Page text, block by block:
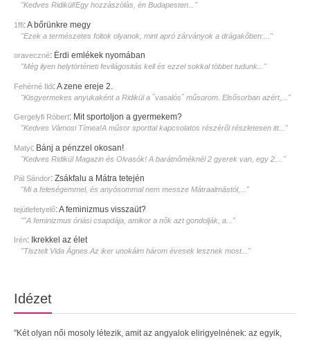
"Kedves Ridikül!Egy hozzàszòlàs, èn Budapesten..."
1ffi:A bőrünkre megy
"Ezek a természetes foltok olyanok, mint apró zárványok a drágakőben:..."
oraveczné: Érdi emlékek nyomában
"Még ilyen helytörténeti fevilágositás kell és ezzel sokkal többet tudunk..."
Fehérné Ildi:A zene ereje 2.
"Kisgyermekes anyukaként a Ridikül a ˝vasalós˝ műsorom. Elsősorban azért,..."
Gergelyfi Róbert: Mit sportoljon a gyermekem?
"Kedves Vámosi Tímea!A műsor sporttal kapcsolatos részéről részletesen itt..."
Matyi: Bánj a pénzzel okosan!
"Kedves Ridikül Magazin és Olvasók! A barátnőméknél 2 gyerek van, egy 2...."
Pál Sándor: Zsákfalu a Mátra tetején
"Mi a feleségemmel, és anyósommal nem messze Mátraalmástól,..."
tejútlefetyelő:A feminizmus visszaüt?
""A feminizmus óriási csapdája, amikor a nők azt gondolják, a..."
Irén: Ikrekkel az élet
"Tisztelt Vida Ágnes.Az iker unokáim három évesek lesznek most..."
Idézet
"Két olyan női mosoly létezik, amit az angyalok elirigyelnének: az egyik,